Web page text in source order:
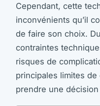
Cependant, cette
inconvénients qu’il
de faire son choix.
contraintes
risques de
principales limites
prendre une